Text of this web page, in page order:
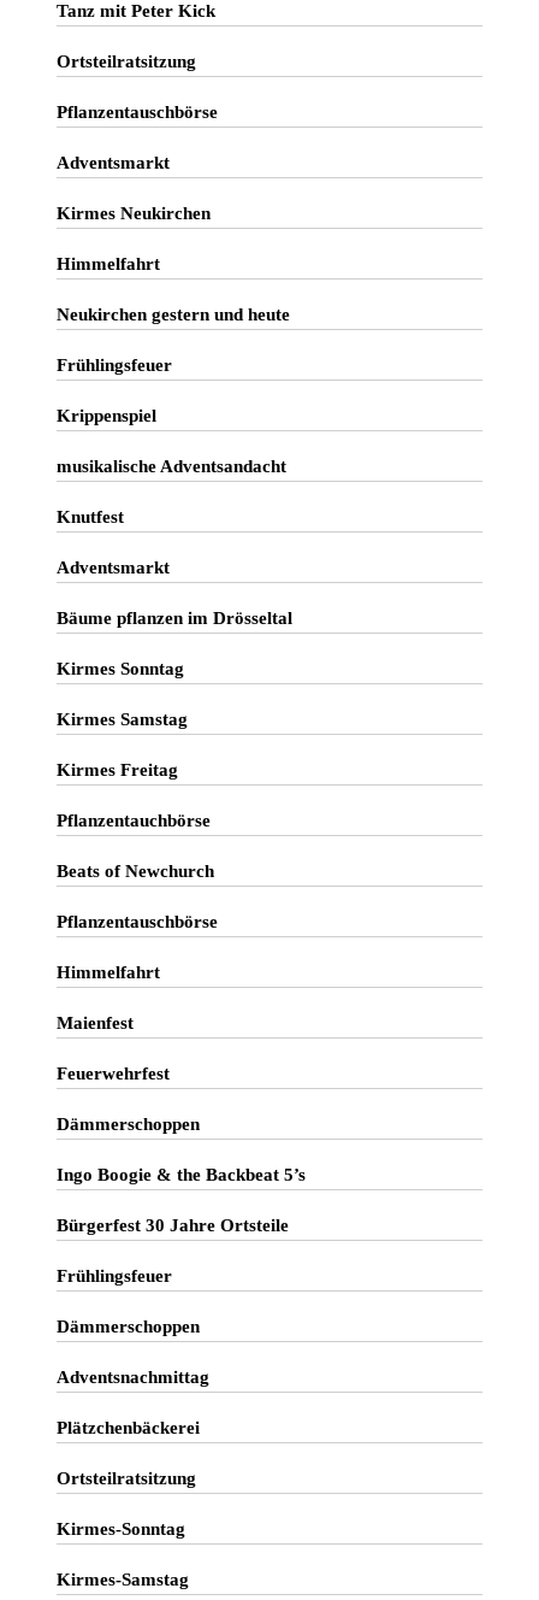
Tanz mit Peter Kick
Ortsteilratsitzung
Pflanzentauschbörse
Adventsmarkt
Kirmes Neukirchen
Himmelfahrt
Neukirchen gestern und heute
Frühlingsfeuer
Krippenspiel
musikalische Adventsandacht
Knutfest
Adventsmarkt
Bäume pflanzen im Drösseltal
Kirmes Sonntag
Kirmes Samstag
Kirmes Freitag
Pflanzentauchbörse
Beats of Newchurch
Pflanzentauschbörse
Himmelfahrt
Maienfest
Feuerwehrfest
Dämmerschoppen
Ingo Boogie & the Backbeat 5’s
Bürgerfest 30 Jahre Ortsteile
Frühlingsfeuer
Dämmerschoppen
Adventsnachmittag
Plätzchenbäckerei
Ortsteilratsitzung
Kirmes-Sonntag
Kirmes-Samstag